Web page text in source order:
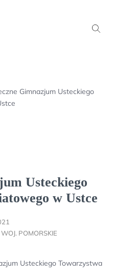
Gimnazjum Usteckiego
Usteckiego
w Ustce
WOJ. POMORSKIE
Usteckiego Towarzystwa